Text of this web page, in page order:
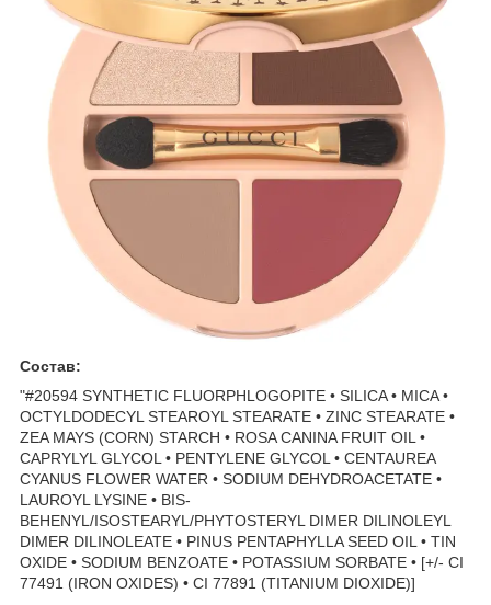
Состав:
"#20594 SYNTHETIC FLUORPHLOGOPITE • SILICA • MICA •
OCTYLDODECYL STEAROYL STEARATE • ZINC STEARATE •
ZEA MAYS (CORN) STARCH • ROSA CANINA FRUIT OIL •
CAPRYLYL GLYCOL • PENTYLENE GLYCOL • CENTAUREA
CYANUS FLOWER WATER • SODIUM DEHYDROACETATE •
LAUROYL LYSINE • BIS-
BEHENYL/ISOSTEARYL/PHYTOSTERYL DIMER DILINOLEYL
DIMER DILINOLEATE • PINUS PENTAPHYLLA SEED OIL • TIN
OXIDE • SODIUM BENZOATE • POTASSIUM SORBATE • [+/- CI
77491 (IRON OXIDES) • CI 77891 (TITANIUM DIOXIDE)]